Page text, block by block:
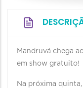
Mandruvá chega
em show gratuito!
Na próxima